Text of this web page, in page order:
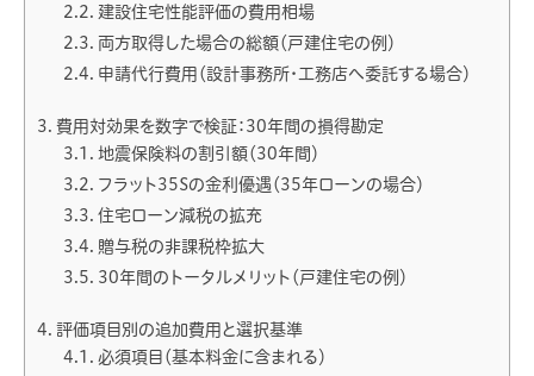
建設住宅性能評価の費用相場
両方取得した場合の総額（戸建住宅の例）
申請代行費用（設計事務所・工務店へ委託する場合）
費用対効果を数字で検証：30年間の損得勘定
地震保険料の割引額（30年間）
フラット35Sの金利優遇（35年ローンの場合）
住宅ローン減税の拡充
贈与税の非課税枠拡大
30年間のトータルメリット（戸建住宅の例）
評価項目別の追加費用と選択基準
必須項目（基本料金に含まれる）